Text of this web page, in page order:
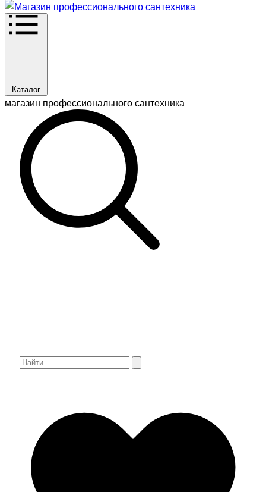
Каталог
магазин профессионального сантехника